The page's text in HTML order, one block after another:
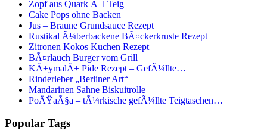
Zopf aus Quark Ã–l Teig
Cake Pops ohne Backen
Jus – Braune Grundsauce Rezept
Rustikal Ã¼berbackene BÃ¤ckerkruste Rezept
Zitronen Kokos Kuchen Rezept
BÃ¤rlauch Burger vom Grill
KÄ±ymalÄ± Pide Rezept – GefÃ¼llte…
Rinderleber „Berliner Art“
Mandarinen Sahne Biskuitrolle
PoÄŸaÃ§a – tÃ¼rkische gefÃ¼llte Teigtaschen…
Popular Tags